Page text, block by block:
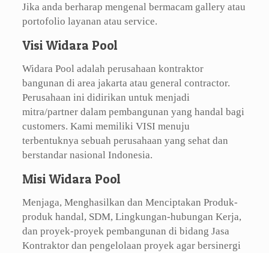
Jika anda berharap mengenal bermacam gallery atau
portofolio layanan atau service.
Visi Widara Pool
Widara Pool adalah perusahaan kontraktor
bangunan di area jakarta atau general contractor.
Perusahaan ini didirikan untuk menjadi
mitra/partner dalam pembangunan yang handal bagi
customers. Kami memiliki VISI menuju
terbentuknya sebuah perusahaan yang sehat dan
berstandar nasional Indonesia.
Misi Widara Pool
Menjaga, Menghasilkan dan Menciptakan Produk-
produk handal, SDM, Lingkungan-hubungan Kerja,
dan proyek-proyek pembangunan di bidang Jasa
Kontraktor dan pengelolaan proyek agar bersinergi